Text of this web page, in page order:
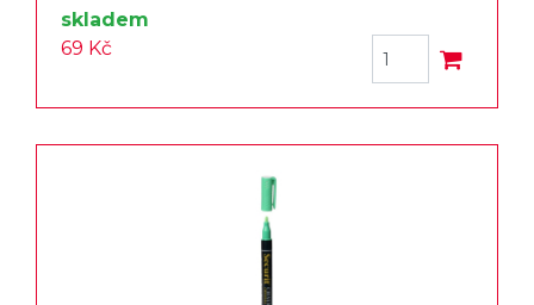
skladem
69 Kč